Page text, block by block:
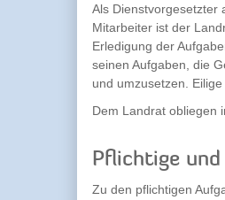
Als Dienstvorgesetzter
Mitarbeiter ist der
Erledigung der
seinen Aufgaben, die
und umzusetzen.
Dem Landrat obliegen
Pflichtige
Zu den pflichtigen